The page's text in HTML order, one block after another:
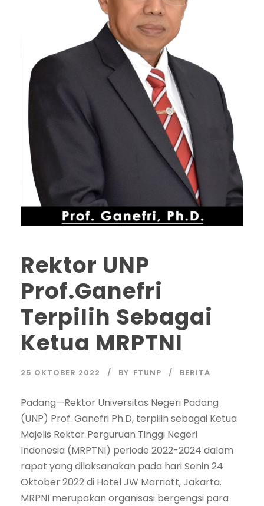
Rektor UNP
Prof.Ganefri
Terpilih Sebagai
Ketua MRPTNI
25 OKTOBER 2022 BY FTUNP BERITA
Padang—Rektor Universitas Negeri Padang
(UNP) Prof. Ganefri Ph.D, terpilih sebagai Ketua
Majelis Rektor Perguruan Tinggi Negeri
Indonesia (MRPTNI) periode 2022-2024 dalam
rapat yang dilaksanakan pada hari Senin 24
Oktober 2022 di Hotel JW Marriott, Jakarta.
MRPNI merupakan organisasi bergengsi para